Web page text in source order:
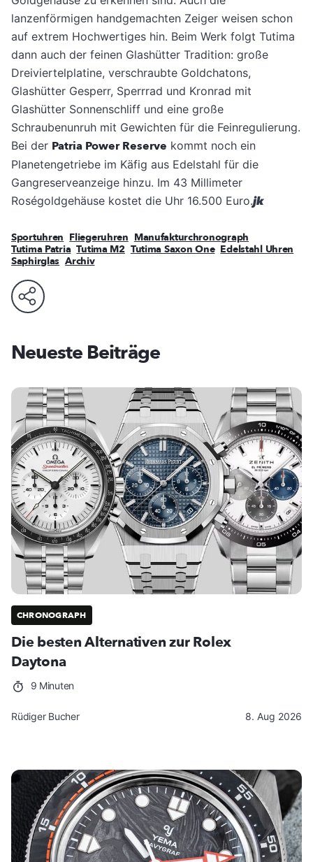
lanzenförmigen handgemachten Zeiger weisen schon
auf extrem Hochwertiges hin. Beim Werk folgt Tutima
dann auch der feinen Glashütter Tradition: große
Dreiviertelplatine, verschraubte Goldchatons,
Glashütter Gesperr, Sperrrad und Kronrad mit
Glashütter Sonnenschliff und eine große
Schraubenunruh mit Gewichten für die Feinregulierung.
Bei der Patria Power Reserve kommt noch ein
Planetengetriebe im Käfig aus Edelstahl für die
Gangreserveanzeige hinzu. Im 43 Millimeter
Roségoldgehäuse kostet die Uhr 16.500 Euro.jk
Sportuhren Fliegeruhren Manufakturchronograph
Tutima Patria Tutima M2 Tutima Saxon One Edelstahl Uhren
Saphirglas Archiv
Neueste Beiträge
CHRONOGRAPH
Die besten Alternativen zur Rolex
Daytona
9 Minuten
Rüdiger Bucher 8. Aug 2026